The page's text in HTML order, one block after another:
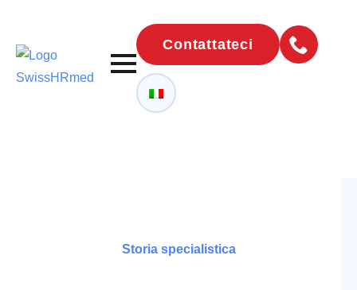
Contattateci
Storia specialistica